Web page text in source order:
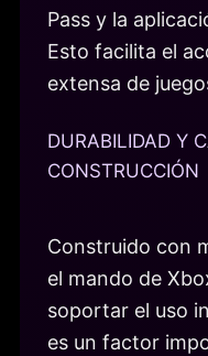
Pass y la
Esto facilita el
extensa de
DURABILIDAD Y
CONSTRUCCIÓN
Construido con
el mando de
soportar el uso
es un factor